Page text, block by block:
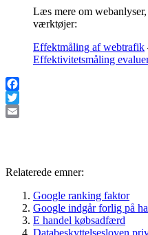
Læs mere om
værktøjer:
Effektmåling af webtrafik
Effektivitetsmåling
Facebook
Twitter
Relaterede emner:
Google ranking faktor
Google indgår forlig på
E handel købsadfærd